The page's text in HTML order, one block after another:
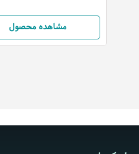
مشاهده محصول